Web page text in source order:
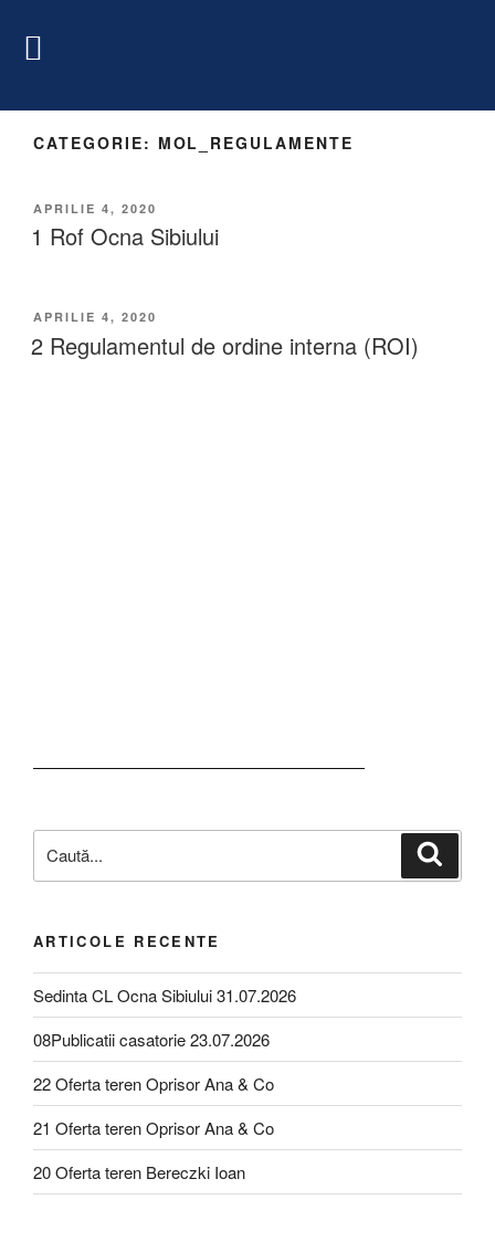
CATEGORIE: MOL_REGULAMENTE
APRILIE 4, 2020
1 Rof Ocna Sibiului
APRILIE 4, 2020
2 Regulamentul de ordine interna (ROI)
ARTICOLE RECENTE
Sedinta CL Ocna Sibiului 31.07.2026
08Publicatii casatorie 23.07.2026
22 Oferta teren Oprisor Ana & Co
21 Oferta teren Oprisor Ana & Co
20 Oferta teren Bereczki Ioan